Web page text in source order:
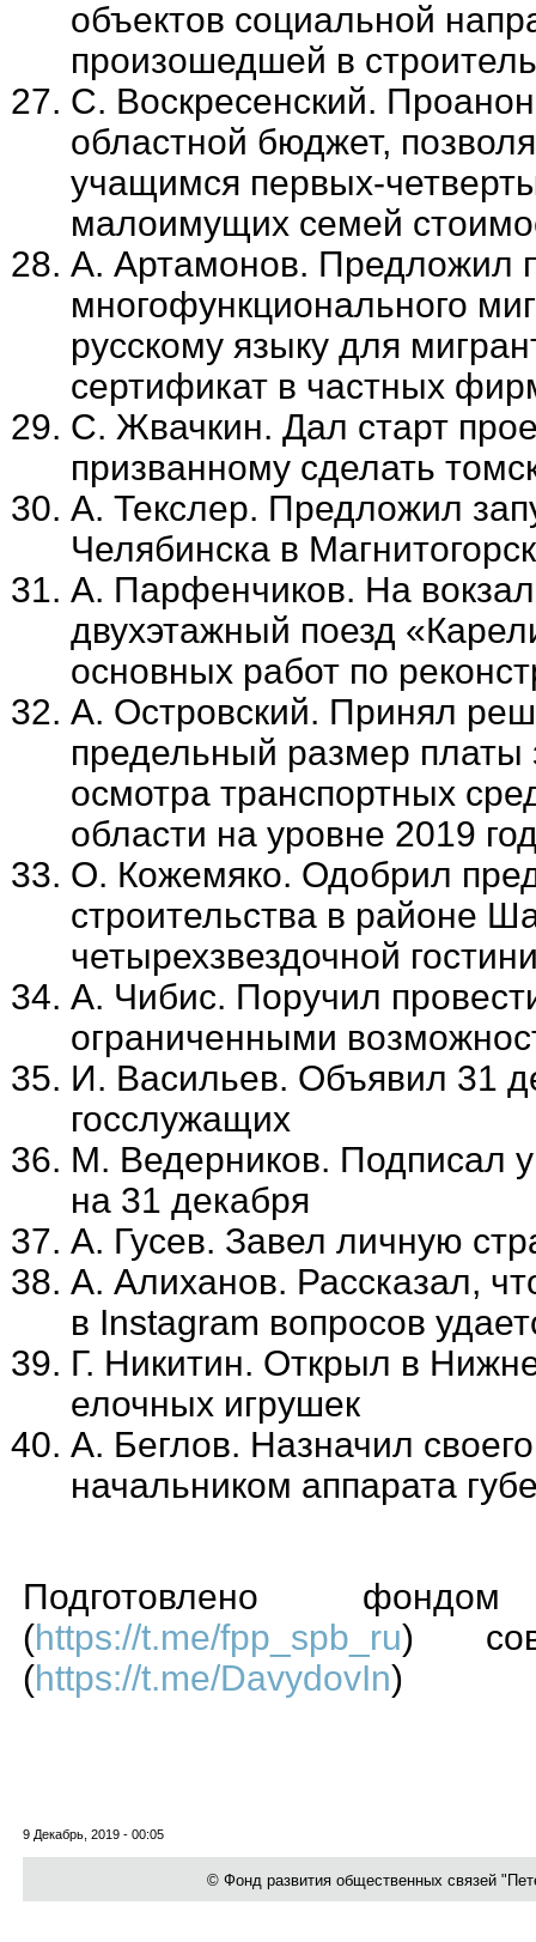
объектов социальной
произошедшей в
С. Воскресенский.
областной бюджет,
учащимся первых-
малоимущих семей
А. Артамонов. Предложил
многофункционального
русскому языку для
сертификат в частных
С. Жвачкин. Дал старт
призванному сделать
А. Текслер. Предложил
Челябинска в
А. Парфенчиков. На
двухэтажный поезд
основных работ по
А. Островский. Принял
предельный размер платы
осмотра транспортных
области на уровне 2019
О. Кожемяко. Одобрил
строительства в районе
четырехзвездочной
А. Чибис. Поручил
ограниченными
И. Васильев. Объявил 31
госслужащих
М. Ведерников. Подписал
на 31 декабря
А. Гусев. Завел личную
А. Алиханов. Рассказал,
в Instagram вопросов
Г. Никитин. Открыл в
елочных игрушек
А. Беглов. Назначил
начальником аппарата
Подготовлено фондом
(https://t.me/fpp_spb_ru)
(https://t.me/DavydovIn)
9 Декабрь, 2019 - 00:05
© Фонд развития общественных связей